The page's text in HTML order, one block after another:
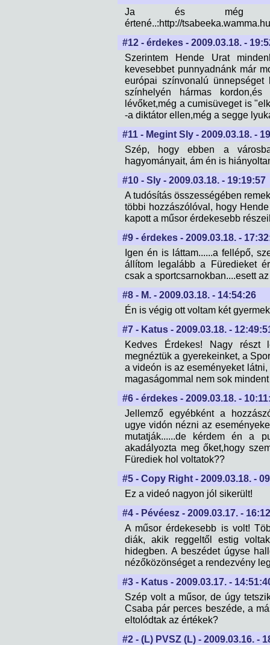
Ja és még
értené..:http://
#12 - érdekes - 2009.03.18. -
Szerintem Hende Urat
kevesebbet punnyadnánk már
európai színvonalú ünnepséget
színhelyén hármas
lévőket,még a cumisüveget is
-a diktátor ellen,még a segge
#11 - Megint Sly - 2009.03.18. -
Szép, hogy ebben a
hagyományait, ám én is
#10 - Sly - 2009.03.18. - 19:19:57
A tudósítás összességében
többi hozzászólóval, hogy
kapott a műsor érdekesebb
#9 - érdekes - 2009.03.18. -
Igen én is láttam......a fellépő,
állítom legalább a Füredieket
csak a sportcsarnokban....esett
#8 - M. - 2009.03.18. - 14:54:26
Én is végig ott voltam két
#7 - Katus - 2009.03.18. -
Kedves Érdekes! Nagy részt
megnéztük a gyerekeinket, a
a videón is az eseményeket
magaságommal nem sok
#6 - érdekes - 2009.03.18. -
Jellemző egyébként a
ugye vidón nézni az
mutatják......de kérdem én a
akadályozta meg őket,hogy
Fürediek hol voltatok??
#5 - Copy Right - 2009.03.18. -
Ez a videó nagyon jól sikerült!
#4 - Pévéesz - 2009.03.17. -
A műsor érdekesebb is volt!
diák, akik reggeltől estig
hidegben. A beszédet úgyse
nézőközönséget a rendezvény
#3 - Katus - 2009.03.17. -
Szép volt a műsor, de úgy
Csaba pár perces beszéde, a
eltolódtak az értékek?
#2 - (L) PVSZ (L) - 2009.03.16. -